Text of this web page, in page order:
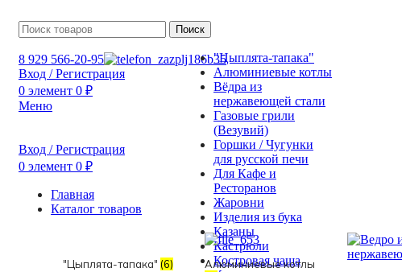
"Цыплята-тапака"
Алюминиевые котлы
Вёдра из
нержавеющей стали
Газовые грили
(Везувий)
Горшки / Чугунки
для русской печи
Для Кафе и
Ресторанов
Жаровни
Изделия из бука
Казаны
Кастрюли
Костровая чаша
Поиск
8 929 566-20-95
Вход / Регистрация
0 элемент 0 ₽
Меню
Вход / Регистрация
0 элемент 0 ₽
Главная
Каталог товаров
"Цыплята-тапака" (6)
Алюминиевые котлы